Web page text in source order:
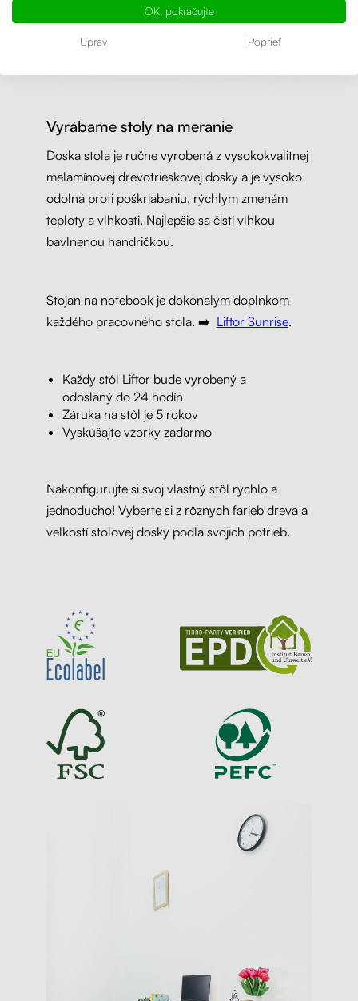
Vyrábame stoly na meranie
Doska stola je ručne vyrobená z vysokokvalitnej
melamínovej drevotrieskovej dosky a je vysoko
odolná proti poškriabaniu, rýchlym zmenám
teploty a vlhkosti. Najlepšie sa čistí vlhkou
bavlnenou handričkou.
Stojan na notebook je dokonalým doplnkom
každého pracovného stola. ➡️ Liftor Sunrise.
Každý stôl Liftor bude vyrobený a
odoslaný do 24 hodín
Záruka na stôl je 5 rokov
Vyskúšajte vzorky zadarmo
Nakonfigurujte si svoj vlastný stôl rýchlo a
jednoducho! Vyberte si z rôznych farieb dreva a
veľkostí stolovej dosky podľa svojich potrieb.
OK, pokračujte
Uprav Poprieť